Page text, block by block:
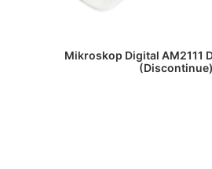
DAPATKAN
Mikroskop Digital AM2111
(Discontinue)